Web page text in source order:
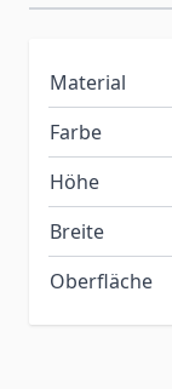
Material
Farbe
Höhe
Breite
Oberfläche